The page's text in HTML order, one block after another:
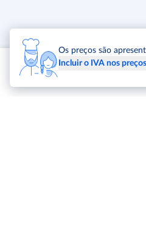
Os preços são
Incluir o IVA nos preços